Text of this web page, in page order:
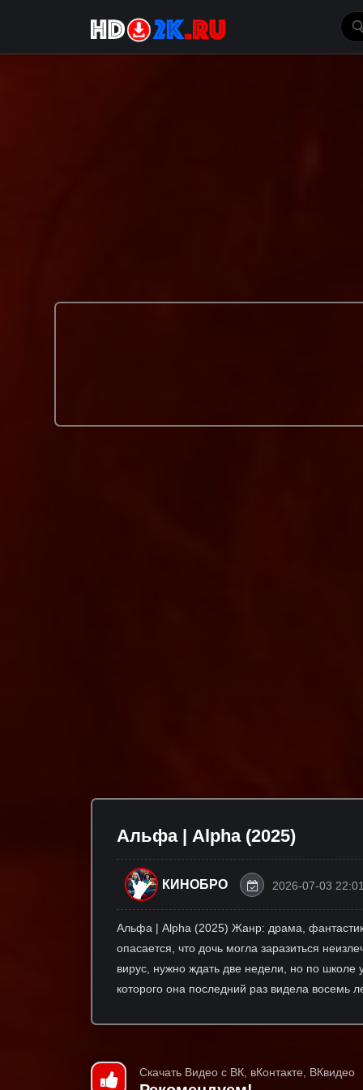
Альфа | Alpha (2025)
КИНОБРО 2026-07-03 22:01
Альфа | Alpha (2025) Жанр: драма,
опасается, что дочь могла заразиться
вирус, нужно ждать две недели, но по
которого она последний раз видела восемь
Скачать Видео с ВК, вКонтакте, ВКвидео